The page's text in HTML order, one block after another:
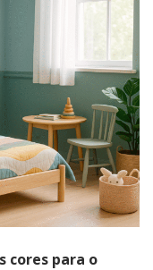
cores para o